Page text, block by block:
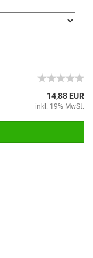
14,88 EUR
inkl. 19% MwSt.